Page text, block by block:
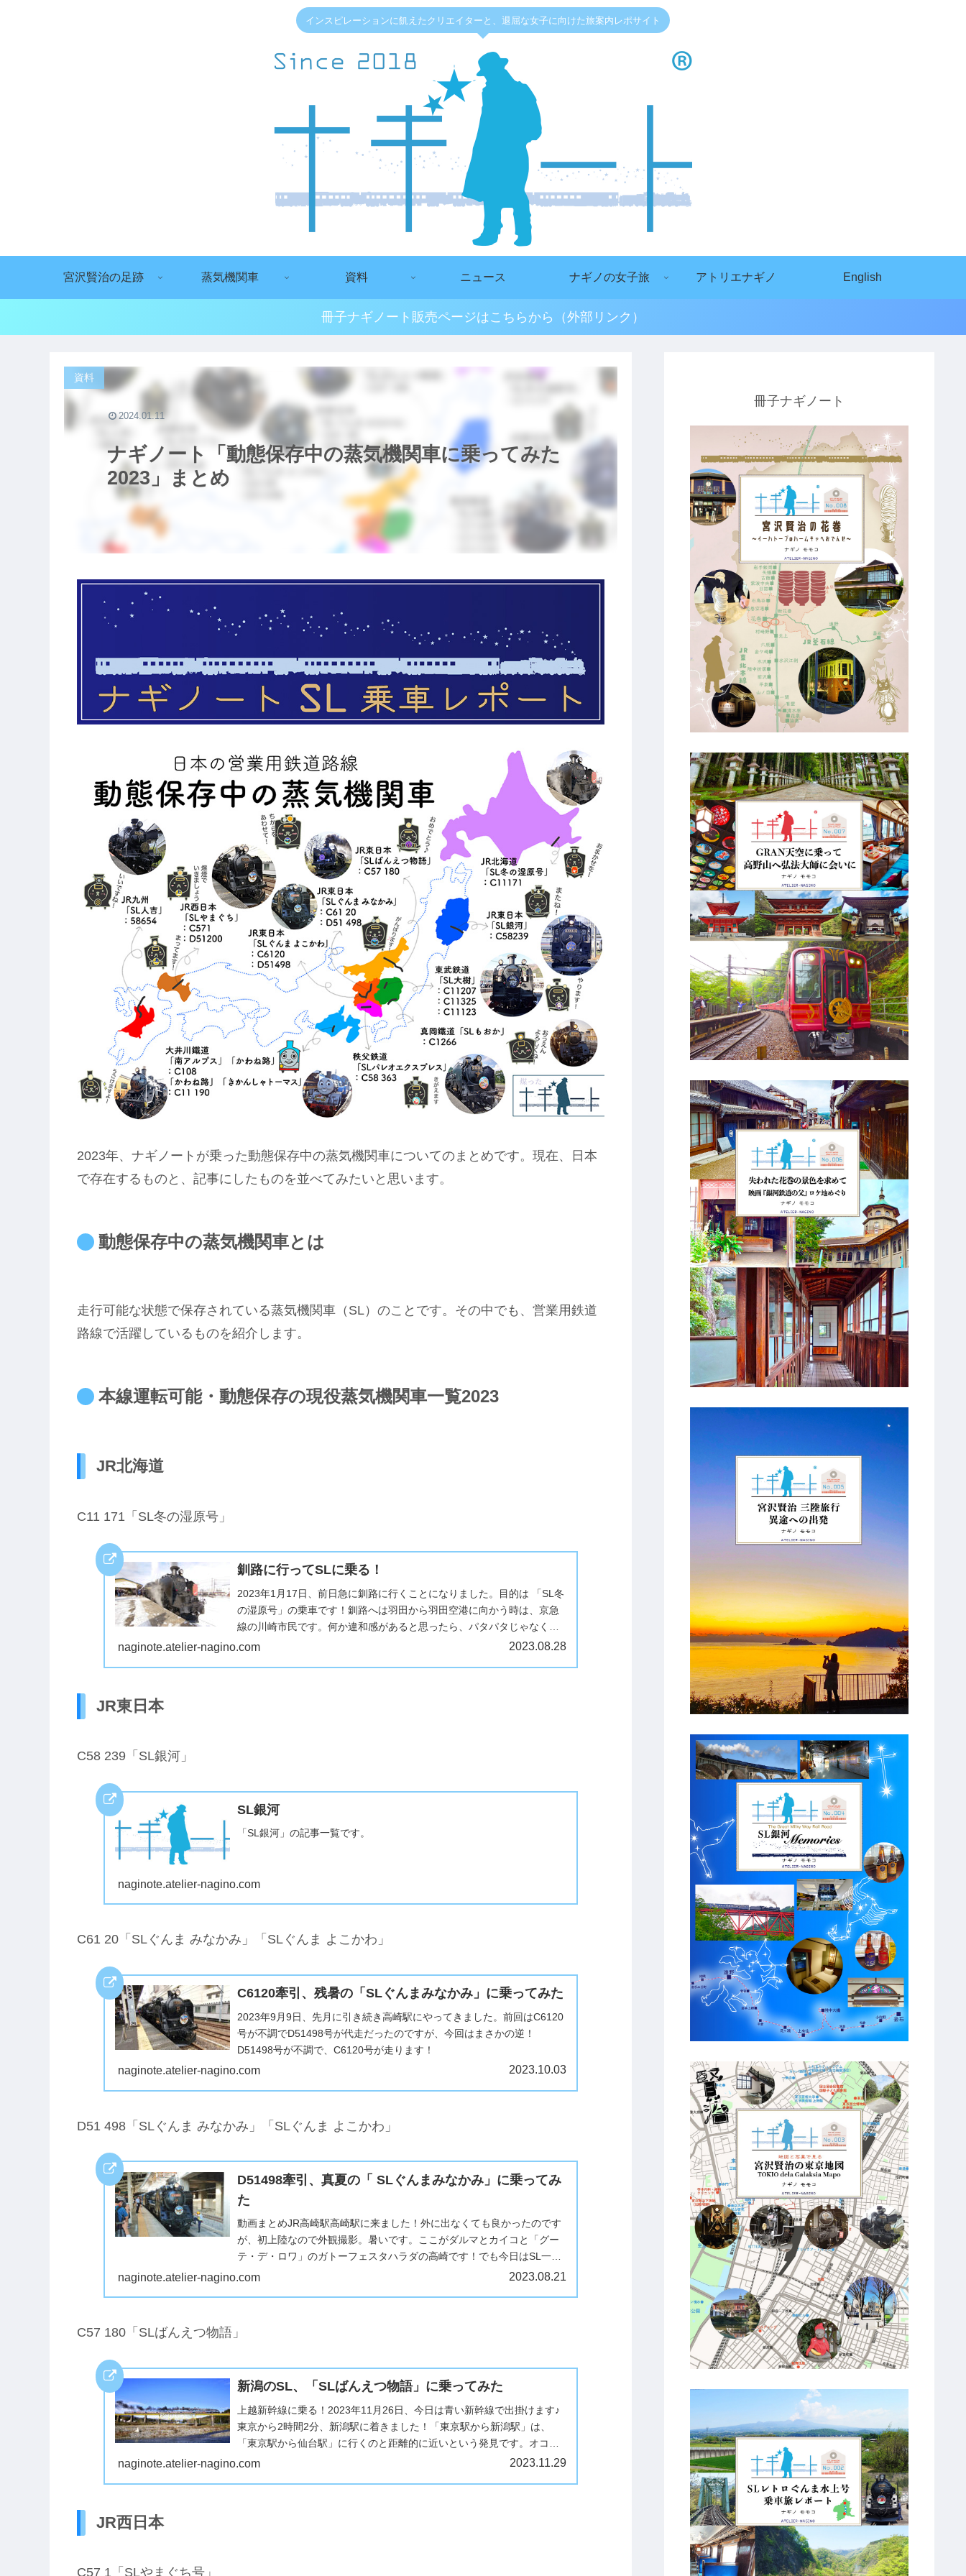
インスピレーションに飢えたクリエイターと、退屈な女子に向けた旅案内レポサイト
宮沢賢治の足跡 蒸気機関車 資料 ニュース ナギノの女子旅 アトリエナギノ English
冊子ナギノート販売ページはこちらから（外部リンク）
ナギノート「動態保存中の蒸気機関車に乗ってみた
2023」まとめ
資料
2024.01.11
2023年、ナギノートが乗った動態保存中の蒸気機関車についてのまとめです。現在、日本
で存在するものと、記事にしたものを並べてみたいと思います。
動態保存中の蒸気機関車とは
走行可能な状態で保存されている蒸気機関車（SL）のことです。その中でも、営業用鉄道
路線で活躍しているものを紹介します。
本線運転可能・動態保存の現役蒸気機関車一覧2023
JR北海道
C11 171「SL冬の湿原号」
釧路に行ってSLに乗る！
2023年1月17日、前日急に釧路に行くことになりました。目的は 「SL冬
の湿原号」の乗車です！釧路へは羽田から羽田空港に向かう時は、京急
線の川崎市民です。何か違和感があると思ったら、パタパタじゃなくな
って、接近音で「上を向いて歩こう」が鳴...
naginote.atelier-nagino.com 2023.08.28
JR東日本
C58 239「SL銀河」
SL銀河
「SL銀河」の記事一覧です。
naginote.atelier-nagino.com
C61 20「SLぐんま みなかみ」「SLぐんま よこかわ」
C6120牽引、残暑の「SLぐんまみなかみ」に乗ってみた
2023年9月9日、先月に引き続き高崎駅にやってきました。前回はC6120
号が不調でD51498号が代走だったのですが、今回はまさかの逆！
D51498号が不調で、C6120号が走ります！
naginote.atelier-nagino.com 2023.10.03
D51 498「SLぐんま みなかみ」「SLぐんま よこかわ」
D51498牽引、真夏の「 SLぐんまみなかみ」に乗ってみ
た
動画まとめJR高崎駅高崎駅に来ました！外に出なくても良かったのです
が、初上陸なので外観撮影。暑いです。ここがダルマとカイコと「グー
テ・デ・ロワ」のガトーフェスタハラダの高崎です！でも今日はSL一直
線で♪SL発着ホーム行きのエスカレーター、他...
naginote.atelier-nagino.com 2023.08.21
C57 180「SLばんえつ物語」
新潟のSL、「SLばんえつ物語」に乗ってみた
上越新幹線に乗る！2023年11月26日、今日は青い新幹線で出掛けます♪
東京から2時間2分、新潟駅に着きました！「東京駅から新潟駅」は、
「東京駅から仙台駅」に行くのと距離的に近いという発見です。オコジ
ロウが出迎えてくれていますが、「SLばん...
naginote.atelier-nagino.com 2023.11.29
JR西日本
C57 1「SLやまぐち号」
冊子ナギノート